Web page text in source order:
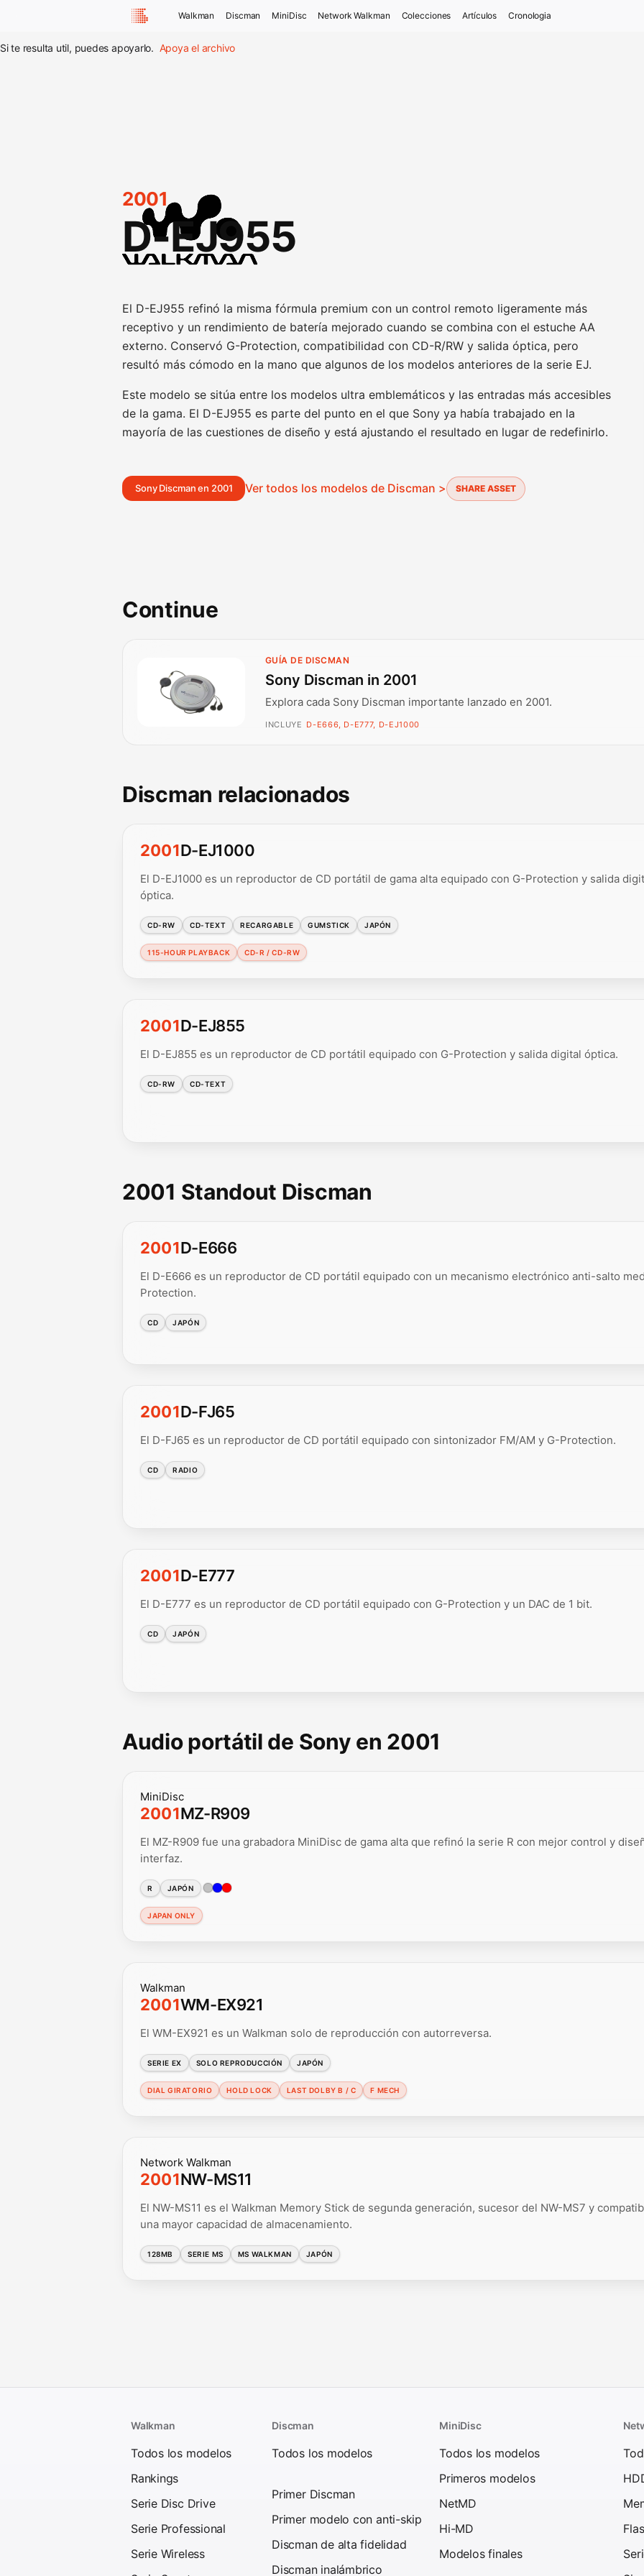
Walkman Discman MiniDisc Network Walkman Colecciones Artículos Cronologia
Si te resulta util, puedes apoyarlo. Apoya el archivo
2001
D-EJ955
El D-EJ955 refinó la misma fórmula premium con un control remoto ligeramente más
receptivo y un rendimiento de batería mejorado cuando se combina con el estuche AA
externo. Conservó G-Protection, compatibilidad con CD-R/RW y salida óptica, pero
resultó más cómodo en la mano que algunos de los modelos anteriores de la serie EJ.
Este modelo se sitúa entre los modelos ultra emblemáticos y las entradas más accesibles
de la gama. El D-EJ955 es parte del punto en el que Sony ya había trabajado en la
mayoría de las cuestiones de diseño y está ajustando el resultado en lugar de redefinirlo.
Sony Discman en 2001 Ver todos los modelos de Discman > SHARE ASSET
Continue
GUÍA DE DISCMAN
Sony Discman in 2001
Explora cada Sony Discman importante lanzado en 2001.
INCLUYE D-E666, D-E777, D-EJ1000
Discman relacionados
2001D-EJ1000
El D-EJ1000 es un reproductor de CD portátil de gama alta equipado con G-Protection y salida
óptica.
CD-RW CD-TEXT RECARGABLE GUMSTICK JAPÓN
115-HOUR PLAYBACK CD-R / CD-RW
2001D-EJ855
El D-EJ855 es un reproductor de CD portátil equipado con G-Protection y salida digital óptica.
CD-RW CD-TEXT
2001 Standout Discman
2001D-E666
El D-E666 es un reproductor de CD portátil equipado con un mecanismo electrónico anti-salto
Protection.
CD JAPÓN
2001D-FJ65
El D-FJ65 es un reproductor de CD portátil equipado con sintonizador FM/AM y G-Protection.
CD RADIO
2001D-E777
El D-E777 es un reproductor de CD portátil equipado con G-Protection y un DAC de 1 bit.
CD JAPÓN
Audio portátil de Sony en 2001
MiniDisc
2001MZ-R909
El MZ-R909 fue una grabadora MiniDisc de gama alta que refinó la serie R con mejor control y
interfaz.
R JAPÓN
JAPAN ONLY
Walkman
2001WM-EX921
El WM-EX921 es un Walkman solo de reproducción con autorreversa.
SERIE EX SOLO REPRODUCCIÓN JAPÓN
DIAL GIRATORIO HOLD LOCK LAST DOLBY B / C F MECH
Network Walkman
2001NW-MS11
El NW-MS11 es el Walkman Memory Stick de segunda generación, sucesor del NW-MS7 y
una mayor capacidad de almacenamiento.
128MB SERIE MS MS WALKMAN JAPÓN
Walkman
Todos los modelos
Rankings
Serie Disc Drive
Serie Professional
Serie Wireless
Discman
Todos los modelos
Primer Discman
Primer modelo con anti-skip
Discman de alta fidelidad
Discman inalámbrico
MiniDisc
Todos los modelos
Primeros modelos
NetMD
Hi-MD
Modelos finales